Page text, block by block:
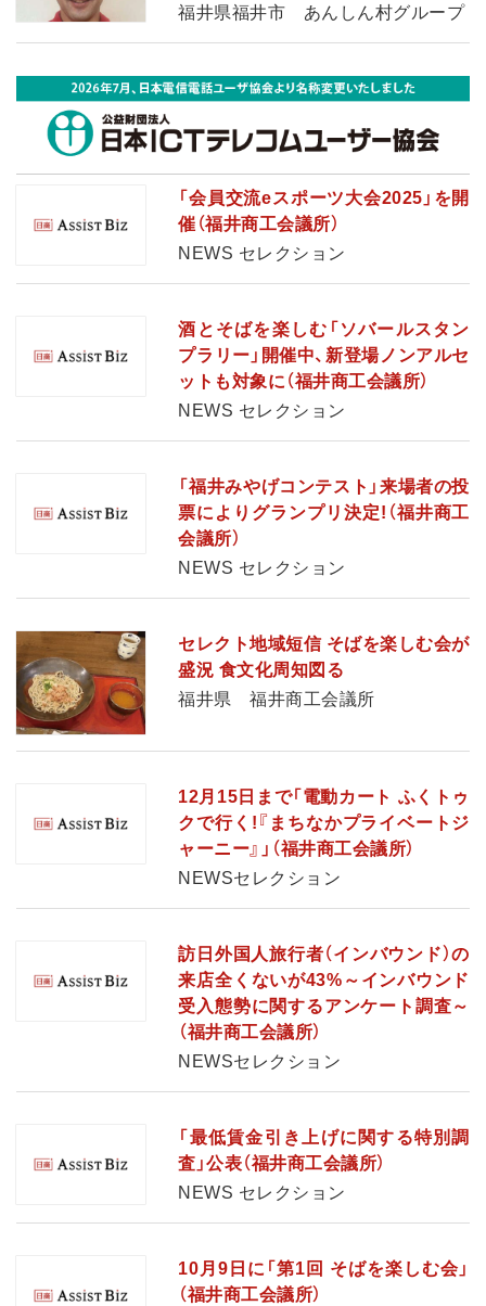
福井県福井市 あんしん村グループ
「会員交流eスポーツ大会2025」を開
催（福井商工会議所）
NEWS セレクション
酒とそばを楽しむ「ソバールスタン
プラリー」開催中、新登場ノンアルセ
ットも対象に（福井商工会議所）
NEWS セレクション
「福井みやげコンテスト」来場者の投
票によりグランプリ決定!（福井商工
会議所）
NEWS セレクション
セレクト地域短信 そばを楽しむ会が
盛況 食文化周知図る
福井県 福井商工会議所
12月15日まで「電動カート ふくトゥ
クで行く!『まちなかプライベートジ
ャーニー』」（福井商工会議所）
NEWSセレクション
訪日外国人旅行者（インバウンド）の
来店全くないが43%～インバウンド
受入態勢に関するアンケート調査～
（福井商工会議所）
NEWSセレクション
「最低賃金引き上げに関する特別調
査」公表（福井商工会議所）
NEWS セレクション
10月9日に「第1回 そばを楽しむ会」
（福井商工会議所）